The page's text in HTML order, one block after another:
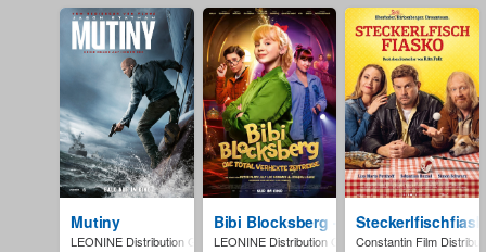
Mutiny
LEONINE Distribution GmbH
Bibi Blocksberg - Die total verhexte
LEONINE Distribution GmbHConstantin Film